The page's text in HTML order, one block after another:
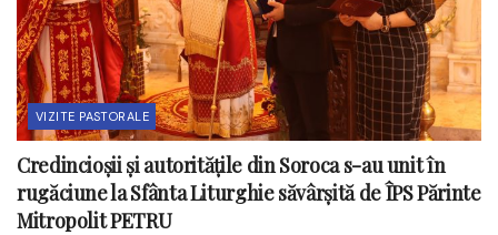
VIZITE PASTORALE
Credincioșii și autoritățile din Soroca s-au unit în
rugăciune la Sfânta Liturghie săvârșită de ÎPS Părinte
Mitropolit PETRU